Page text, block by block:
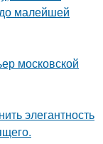
малейшей
московской
элегантность